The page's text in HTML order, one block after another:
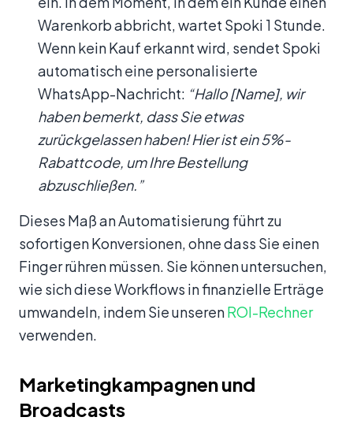
Warenkorb abbricht, wartet Spoki 1 Stunde.
Wenn kein Kauf erkannt wird, sendet Spoki
automatisch eine personalisierte
WhatsApp-Nachricht: “Hallo [Name], wir
haben bemerkt, dass Sie etwas
zurückgelassen haben! Hier ist ein 5%-
Rabattcode, um Ihre Bestellung
abzuschließen.”
Dieses Maß an Automatisierung führt zu
sofortigen Konversionen, ohne dass Sie einen
Finger rühren müssen. Sie können untersuchen,
wie sich diese Workflows in finanzielle Erträge
umwandeln, indem Sie unserenROI-Rechner
verwenden.
Marketingkampagnen und
Broadcasts